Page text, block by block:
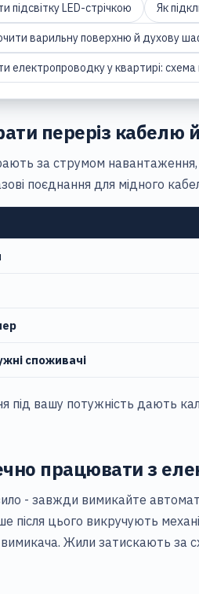
підсвітку LED-стрічкою Як
варильну поверхню й духову
електропроводку у квартирі:
переріз кабелю
за струмом
поєднання для мідного
споживачі
під вашу потужність дають
працювати з
- завжди вимикайте
після цього викручують
. Жили затискають за